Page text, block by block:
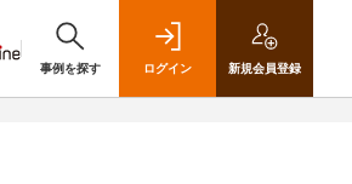
事例を探す ログイン 新規会員登録